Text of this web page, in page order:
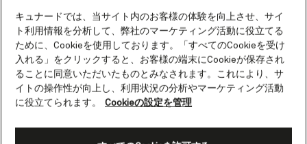
ノルウェーのフィヨルドのクルーズ日程
キュナードの客船は、早ければ4月、遅ければ11月を始
めに、理想的なクルーズシーズンをノルウェーで過ごし
キュナードでは、当サイト内のお客様の体験を向上させ、サイ
ト利用情報を分析して、弊社のマーケティング活動に役立てる
ために、Cookieを使用しております。「すべてのCookieを受け
入れる」をクリックすると、お客様の端末にCookieが保存され
ることに同意いただいたものとみなされます。これにより、サ
イトの操作性が向上し、利用状況の分析やマーケティング活動
に役立てられます。
Cookieの設定を管理